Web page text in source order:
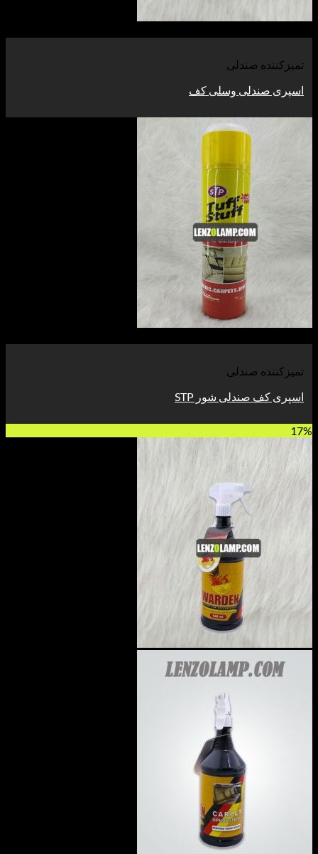
تمیزکننده صندلی
اسپری صندلی وسلی کف
تمیزکننده صندلی
اسپری کف صندلی شور STP
17%